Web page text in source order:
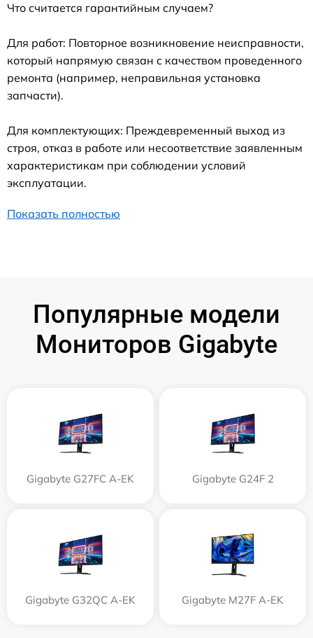
Что считается гарантийным случаем?
Для работ: Повторное возникновение неисправности,
который напрямую связан с качеством проведенного
ремонта (например, неправильная установка
запчасти).
Для комплектующих: Преждевременный выход из
строя, отказ в работе или несоответствие заявленным
характеристикам при соблюдении условий
эксплуатации.
Показать полностью
Популярные модели
Мониторов Gigabyte
Gigabyte G27FC A-EK Gigabyte G24F 2
Gigabyte G32QC A-EK Gigabyte M27F A-EK